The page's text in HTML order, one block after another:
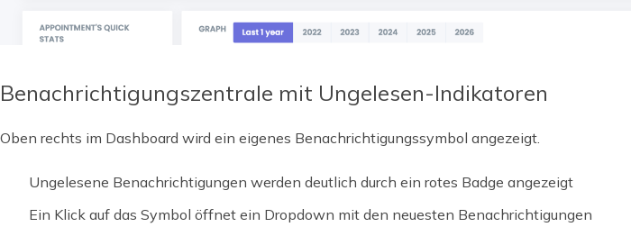
Benachrichtigungszentrale mit Ungelesen-Indikatoren
Oben rechts im Dashboard wird ein eigenes Benachrichtigungssymbol angezeigt.
Ungelesene Benachrichtigungen werden deutlich durch ein rotes Badge angezeigt
Ein Klick auf das Symbol öffnet ein Dropdown mit den neuesten Benachrichtigungen